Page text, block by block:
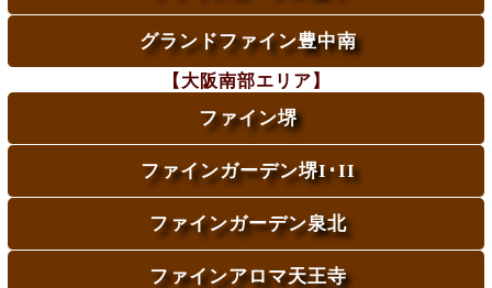
グランドファイン豊中南
【大阪南部エリア】
ファイン堺
ファインガーデン堺I･II
ファインガーデン泉北
ファインアロマ天王寺